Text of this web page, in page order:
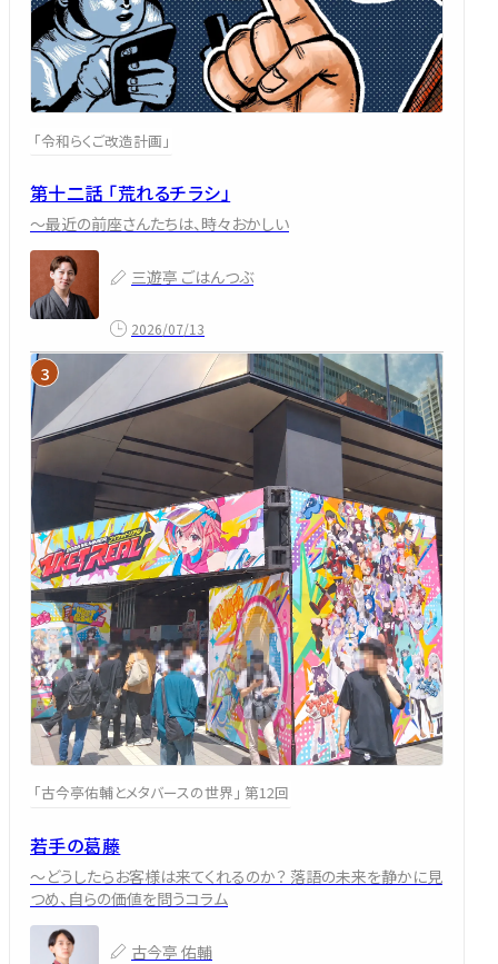
「令和らくご改造計画」
第十二話 「荒れるチラシ」
～最近の前座さんたちは、時々おかしい
三遊亭 ごはんつぶ
2026/07/13
「古今亭佑輔とメタバースの世界」 第12回
若手の葛藤
～どうしたらお客様は来てくれるのか？ 落語の未来を静かに見
つめ、自らの価値を問うコラム
古今亭 佑輔